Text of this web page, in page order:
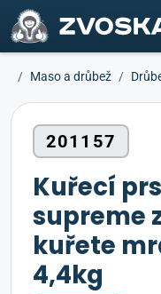
ZVOSKA
Maso a drůbež
201157
Kuřecí
supreme
kuřete
4,4kg